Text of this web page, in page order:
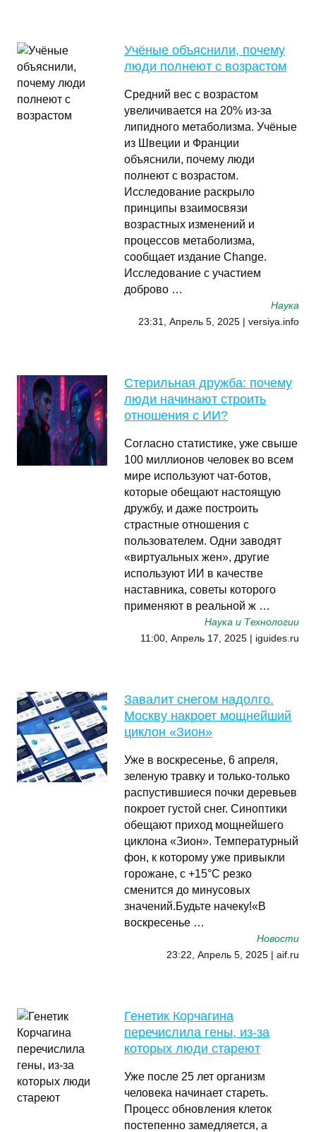
Учёные объяснили, почему
люди полнеют с возрастом
Средний вес с возрастом
увеличивается на 20% из-за
липидного метаболизма. Учёные
из Швеции и Франции
объяснили, почему люди
полнеют с возрастом.
Исследование раскрыло
принципы взаимосвязи
возрастных изменений и
процессов метаболизма,
сообщает издание Change.
Исследование с участием
доброво …
Наука
23:31, Апрель 5, 2025 | versiya.info
Стерильная дружба: почему
люди начинают строить
отношения с ИИ?
Согласно статистике, уже свыше
100 миллионов человек во всем
мире используют чат-ботов,
которые обещают настоящую
дружбу, и даже построить
страстные отношения с
пользователем. Одни заводят
«виртуальных жен», другие
используют ИИ в качестве
наставника, советы которого
применяют в реальной ж …
Наука и Технологии
11:00, Апрель 17, 2025 | iguides.ru
Завалит снегом надолго.
Москву накроет мощнейший
циклон «Зион»
Уже в воскресенье, 6 апреля,
зеленую травку и только-только
распустившиеся почки деревьев
покроет густой снег. Синоптики
обещают приход мощнейшего
циклона «Зион». Температурный
фон, к которому уже привыкли
горожане, с +15°C резко
сменится до минусовых
значений.Будьте начеку!«В
воскресенье …
Новости
23:22, Апрель 5, 2025 | aif.ru
Генетик Корчагина
перечислила гены, из-за
которых люди стареют
Уже после 25 лет организм
человека начинает стареть.
Процесс обновления клеток
постепенно замедляется, а